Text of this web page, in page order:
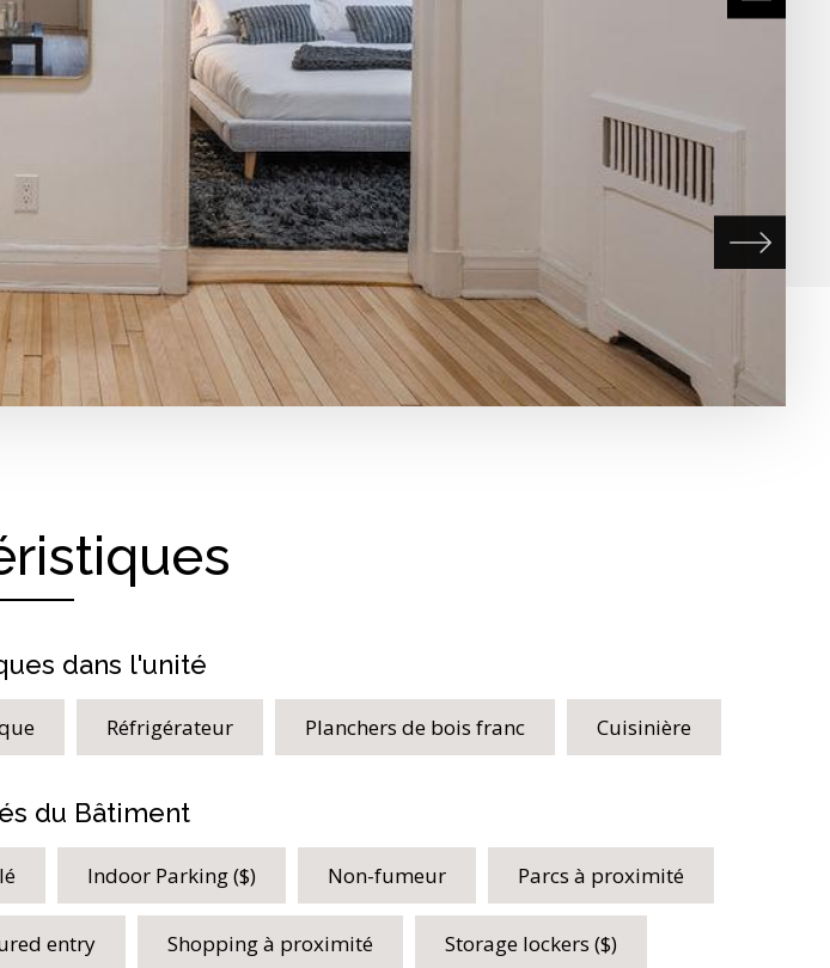
dans l'unité
Réfrigérateur Planchers de bois franc Cuisinière
du Bâtiment
Indoor Parking ($) Non-fumeur Parcs à proximité
entry Shopping à proximité Storage lockers ($)